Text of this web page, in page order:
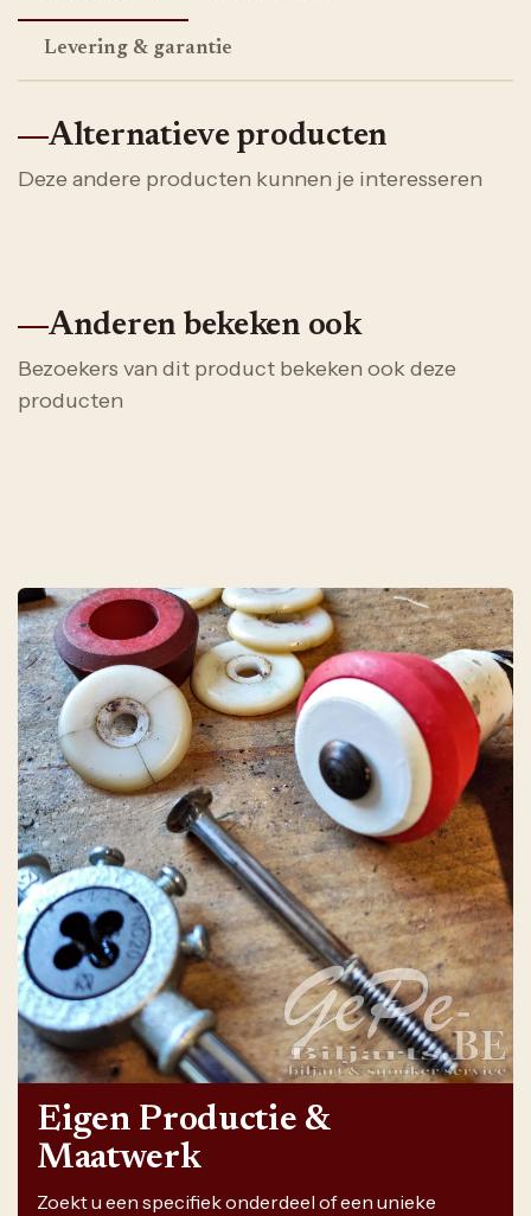
Levering & garantie
Alternatieve producten
Deze andere producten kunnen je interesseren
Anderen bekeken ook
Bezoekers van dit product bekeken ook deze
producten
Eigen Productie &
Maatwerk
Zoekt u een specifiek onderdeel of een unieke